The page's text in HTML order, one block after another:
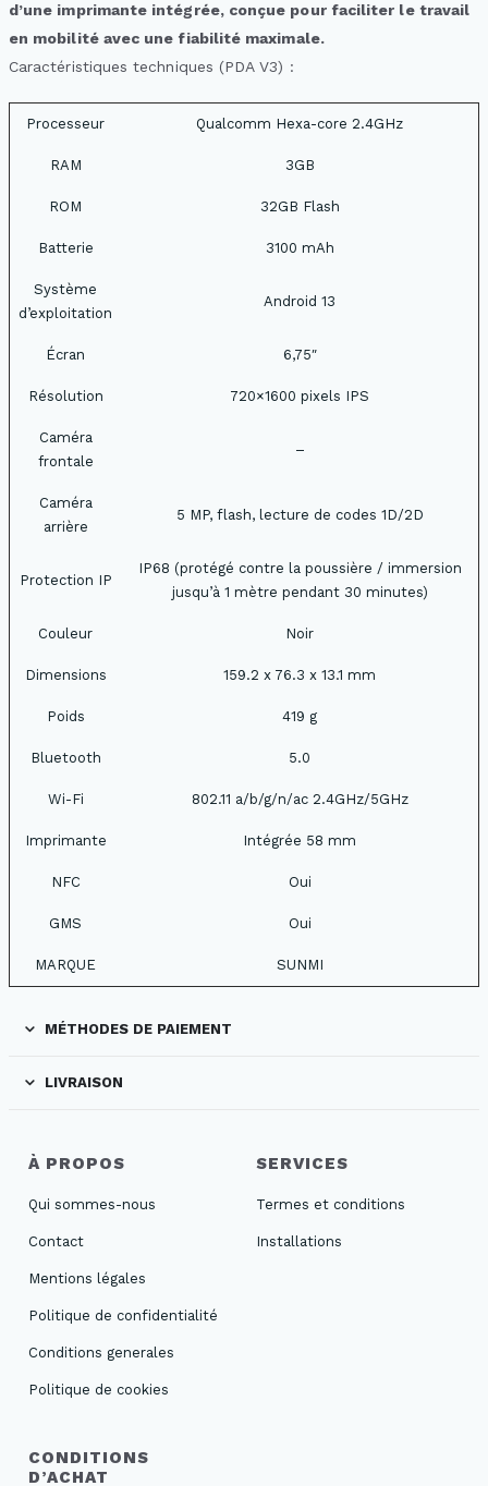
d’une imprimante intégrée, conçue pour faciliter le travail
en mobilité avec une fiabilité maximale.
Caractéristiques techniques (PDA V3) :
Processeur Qualcomm Hexa-core 2.4GHz
RAM 3GB
ROM 32GB Flash
Batterie 3100 mAh
Système
d’exploitation
Android 13
Écran 6,75″
Résolution 720×1600 pixels IPS
Caméra
frontale
–
Caméra
arrière
5 MP, flash, lecture de codes 1D/2D
Protection IP
IP68 (protégé contre la poussière / immersion
jusqu’à 1 mètre pendant 30 minutes)
Couleur Noir
Dimensions 159.2 x 76.3 x 13.1 mm
Poids 419 g
Bluetooth 5.0
Wi-Fi 802.11 a/b/g/n/ac 2.4GHz/5GHz
Imprimante Intégrée 58 mm
NFC Oui
GMS Oui
MARQUE SUNMI
MÉTHODES DE PAIEMENT
LIVRAISON
À PROPOS
Qui sommes-nous
Contact
Mentions légales
Politique de confidentialité
Conditions generales
Politique de cookies
SERVICES
Termes et conditions
Installations
CONDITIONS
D’ACHAT